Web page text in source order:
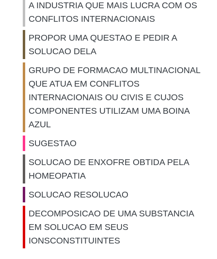
A INDUSTRIA QUE MAIS LUCRA COM OS
CONFLITOS INTERNACIONAIS
PROPOR UMA QUESTAO E PEDIR A
SOLUCAO DELA
GRUPO DE FORMACAO MULTINACIONAL
QUE ATUA EM CONFLITOS
INTERNACIONAIS OU CIVIS E CUJOS
COMPONENTES UTILIZAM UMA BOINA
AZUL
SUGESTAO
SOLUCAO DE ENXOFRE OBTIDA PELA
HOMEOPATIA
SOLUCAO RESOLUCAO
DECOMPOSICAO DE UMA SUBSTANCIA
EM SOLUCAO EM SEUS
IONSCONSTITUINTES